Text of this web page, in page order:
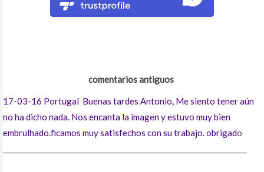
comentarios antiguos
17-03-16 Portugal Buenas tardes Antonio, Me siento tener aún
no ha dicho nada. Nos encanta la imagen y estuvo muy bien
embrulhado.ficamos muy satisfechos con su trabajo. obrigado